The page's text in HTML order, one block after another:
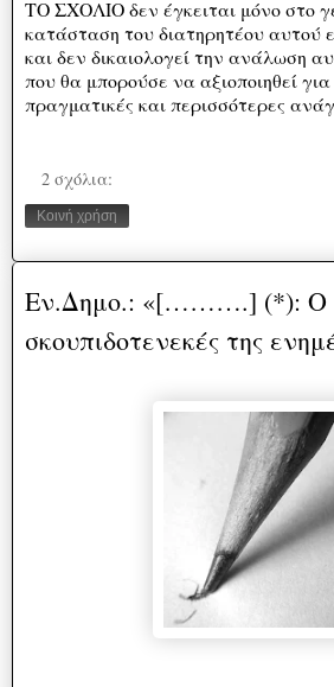
ΤΟ ΣΧΟΛΙΟ δεν έγκειται μόνο στο
κατάσταση του διατηρητέου αυτού
και δεν δικαιολογεί την ανάλωση
που θα μπορούσε να αξιοποιηθεί
πραγματικές και περισσότερες
2 σχόλια:
Κοινή χρήση
Εν.Δημο.: «[……….] (*): Ο
σκουπιδοτενεκές της